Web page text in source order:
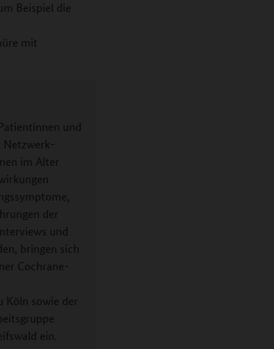
Beispiel die
mit
und
Netzwerk-
im Alter
der
und
bringen sich
Cochrane-
Köln sowie der
ein.